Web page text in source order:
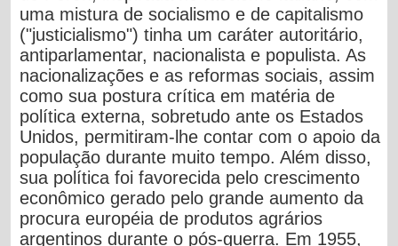
uma mistura de socialismo e de capitalismo
("justicialismo") tinha um caráter autoritário,
antiparlamentar, nacionalista e populista. As
nacionalizações e as reformas sociais, assim
como sua postura crítica em matéria de
política externa, sobretudo ante os Estados
Unidos, permitiram-lhe contar com o apoio da
população durante muito tempo. Além disso,
sua política foi favorecida pelo crescimento
econômico gerado pelo grande aumento da
procura européia de produtos agrários
argentinos durante o pós-guerra. Em 1955,